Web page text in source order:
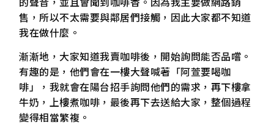
售，所以不太需要與鄰居們接觸，因此大家都不知道
我在做什麼。
漸漸地，大家知道我賣咖啡後，開始詢問能否品嚐。
有趣的是，他們會在一樓大聲喊著「阿萱要喝咖
啡」，我就會在陽台招手詢問他們的需求，再下樓拿
牛奶，上樓煮咖啡，最後再下去送給大家，整個過程
變得相當繁複。